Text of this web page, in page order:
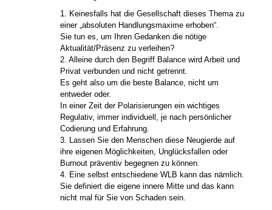
1. Keinesfalls hat die Gesellschaft dieses Thema zu
einer „absoluten Handlungsmaxime erhoben“.
Sie tun es, um Ihren Gedanken die nötige
Aktualität/Präsenz zu verleihen?
2. Alleine durch den Begriff Balance wird Arbeit und
Privat verbunden und nicht getrennt.
Es geht also um die beste Balance, nicht um
entweder oder.
In einer Zeit der Polarisierungen ein wichtiges
Regulativ, immer individuell, je nach persönlicher
Codierung und Erfahrung.
3. Lassen Sie den Menschen diese Neugierde auf
ihre eigenen Möglichkeiten, Unglücksfallen oder
Burnout präventiv begegnen zu können.
4. Eine selbst entschiedene WLB kann das nämlich.
Sie definiert die eigene innere Mitte und das kann
nicht mal für Sie von Schaden sein.